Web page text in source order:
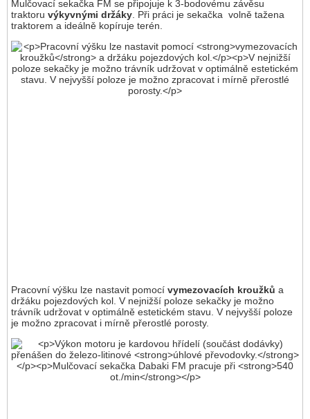
Mulčovací sekačka FM se připojuje k 3-bodovému závěsu
traktoru výkyvnými držáky . Při práci je sekačka volně tažena
traktorem a ideálně kopíruje terén.
Pracovní výšku lze nastavit pomocí vymezovacích kroužků a
držáku pojezdových kol. V nejnižší poloze sekačky je možno
trávník udržovat v optimálně estetickém stavu. V nejvyšší poloze
je možno zpracovat i mírně přerostlé porosty.